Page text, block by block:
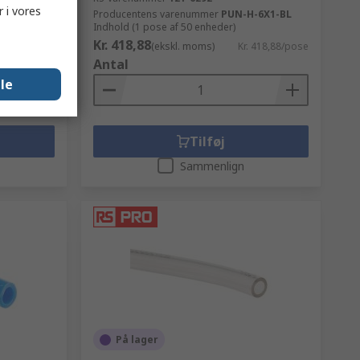
Producentens varenummer PUN-H-6X1-BL
Indhold (1 pose af 50 enheder)
Kr. 418,88(ekskl. moms) Kr. 418,88/pose
Antal
Tilføj
Sammenlign
På lager
i vores